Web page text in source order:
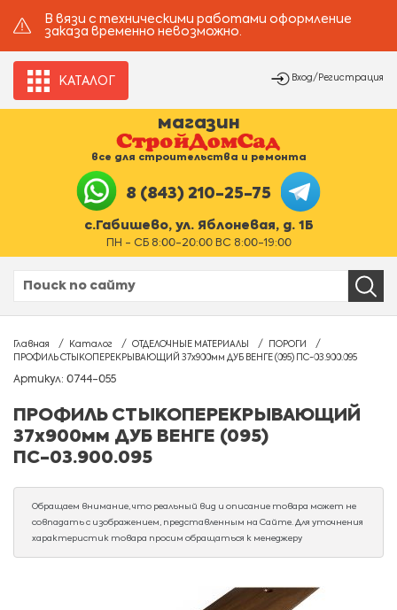
В вязи с техническими работами оформление
заказа временно невозможно.
КАТАЛОГ Вход/Регистрация
магазин
все для строительства и ремонта
8 (843) 210-25-75
с.Габишево, ул. Яблоневая, д. 1Б
ПН - СБ 8:00-20:00 ВС 8:00-19:00
Главная Каталог ОТДЕЛОЧНЫЕ МАТЕРИАЛЫ
ПОРОГИ
ПРОФИЛЬ СТЫКОПЕРЕКРЫВАЮЩИЙ 37х900мм ДУБ ВЕНГЕ (095) ПС-03.900.095
Артикул: 0744-055
ПРОФИЛЬ СТЫКОПЕРЕКРЫВАЮЩИЙ
37х900мм ДУБ ВЕНГЕ (095)
ПС-03.900.095
Обращаем внимание, что реальный вид и описание товара может не
совпадать с изображением, представленным на Сайте. Для уточнения
характеристик товара просим обращаться к менеджеру